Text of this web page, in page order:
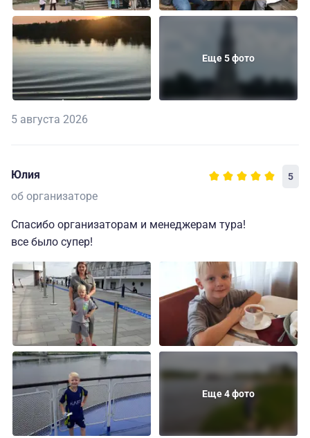
Еще 5 фото
5 августа 2026
Юлия 5
об организаторе
Спасибо организаторам и менеджерам тура!
все было супер!
Еще 4 фото